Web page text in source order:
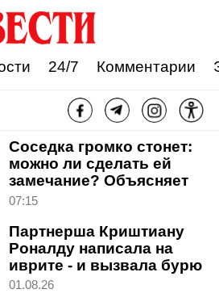
24/7 Комментарии
Соседка громко стонет:
можно ли сделать ей
замечание? Объясняет
психолог
07:15
Партнерша Криштиану
Роналду написала на
иврите - и вызвала бурю
в сети
01.08.26